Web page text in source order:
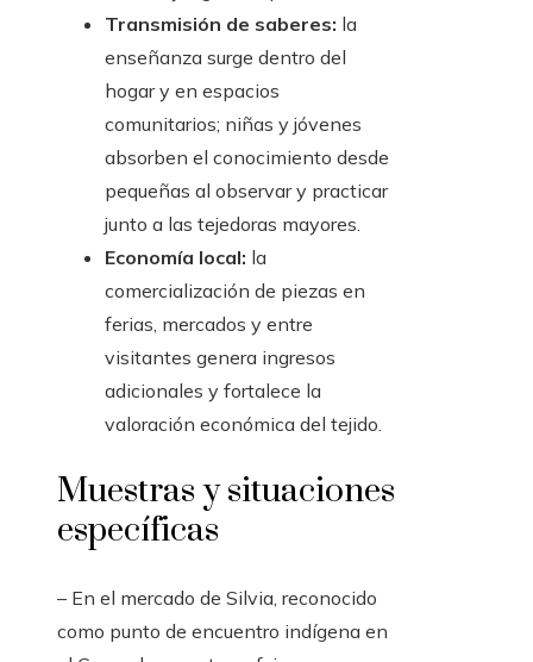
Transmisión de saberes: la
enseñanza surge dentro del
hogar y en espacios
comunitarios; niñas y jóvenes
absorben el conocimiento desde
pequeñas al observar y practicar
junto a las tejedoras mayores.
Economía local: la
comercialización de piezas en
ferias, mercados y entre
visitantes genera ingresos
adicionales y fortalece la
valoración económica del tejido.
Muestras y situaciones
específicas
– En el mercado de Silvia, reconocido
como punto de encuentro indígena en